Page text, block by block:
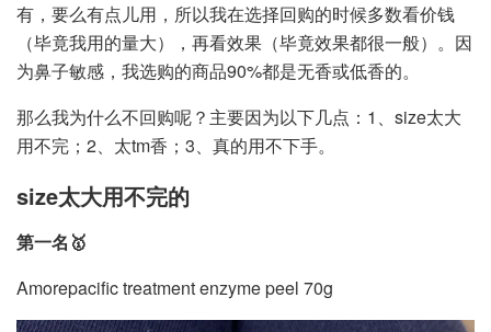
有，要么有点儿用，所以我在选择回购的时候多数看价钱
（毕竟我用的量大），再看效果（毕竟效果都很一般）。因
为鼻子敏感，我选购的商品90%都是无香或低香的。
那么我为什么不回购呢？主要因为以下几点：1、size太大
用不完；2、太tm香；3、真的用不下手。
size太大用不完的
第一名🥇
Amorepacific treatment enzyme peel 70g